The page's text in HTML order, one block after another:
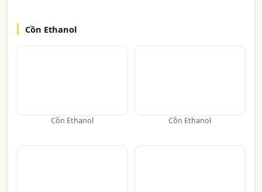
Cồn Ethanol
Cồn Ethanol Cồn Ethanol